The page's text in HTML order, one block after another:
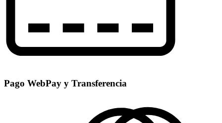
Pago WebPay y Transferencia